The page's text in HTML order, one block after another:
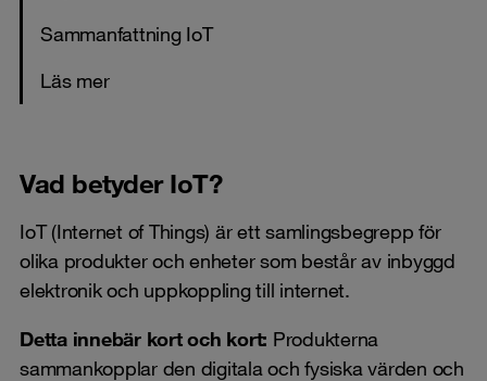
Sammanfattning IoT
Läs mer
Vad betyder IoT?
IoT (Internet of Things) är ett samlingsbegrepp för
olika produkter och enheter som består av inbyggd
elektronik och uppkoppling till internet.
Detta innebär kort och kort: Produkterna
sammankopplar den digitala och fysiska värden och